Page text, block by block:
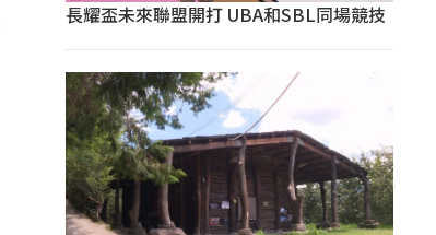
長耀盃未來聯盟開打 UBA和SBL同場競技